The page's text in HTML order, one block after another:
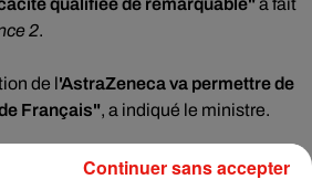
qualifiée de remarquable"a fait
2.
de l'AstraZeneca va permettre de
Français", a indiqué le ministre.
pour ceux qui ont déjà
Continuer sans accepter